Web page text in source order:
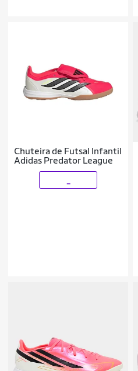
Chuteira de Futsal Infantil
Adidas Predator League